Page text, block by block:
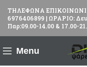
ΤΗΛΕΦΩΝΑ
6976406899 | ΩΡΑΡΙΟ:
Παρ:09.00-14.00 & 17.00-
Menu